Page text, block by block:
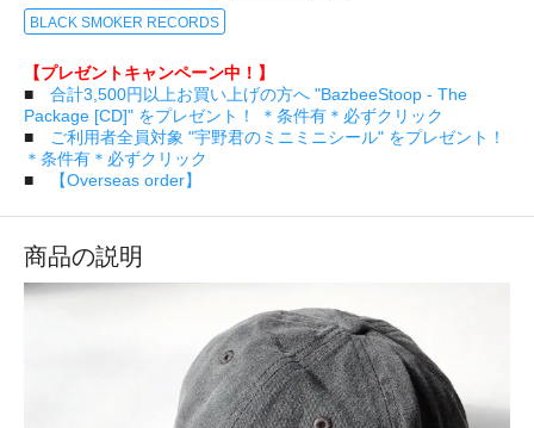
BLACK SMOKER RECORDS
【プレゼントキャンペーン中！】
■ 合計3,500円以上お買い上げの方へ "BazbeeStoop - The
Package [CD]" をプレゼント！ ＊条件有＊必ずクリック
■
ご利用者全員対象 "宇野君のミニミニシール" をプレゼント！
＊条件有＊必ずクリック
■
【Overseas order】
商品の説明